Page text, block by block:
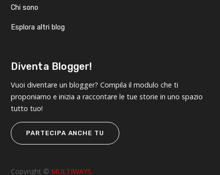
Chi sono
Esplora altri blog
Diventa Blogger!
Vuoi diventare un blogger? Compila il modulo che ti
proponiamo e inizia a raccontare le tue storie in uno spazio
tutto tuo!
PARTECIPA ANCHE TU
Copyright © MULTIWAYS